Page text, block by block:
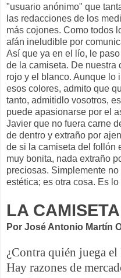
"usuario anónimo" que
las redacciones de los
más cojones. Como todos
afán ineludible por
Así que ya en el lío, le
de la camiseta. De nuestra
rojo y el blanco. Aunque lo
esos colores, admito que
tanto, admitidlo vosotros,
puede apasionarse por el
Javier que no fuera carne
de dentro y extraño por
de si la camiseta del follón
muy bonita, nada extraño
preciosas. Simplemente
estética; es otra cosa. Es
LA
Por José Antonio Martín
¿Contra quién juega
Hay razones de